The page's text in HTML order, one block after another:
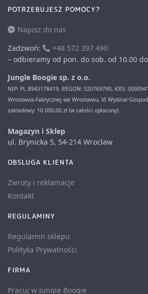
POTRZEBUJESZ POMOCY?
Napisz do nas
Zadzwoń:
+48 572 397 490
– odbieramy od pon. do sob. od 10.00
Jungle Boogie sp. z o.o.
NIP: PL 8943178419, REGON: 520769790, KRS:
Wrocławia-Fabrycznej we Wrocławiu, VI Wydział
zakładowy: 10 000,00 zł (w całości opłacony).
Magazyn i Sklep
ul. Brynicka 5, 54-214 Wrocław
OBSLUGA KLIENTA
Zwroty i reklamacje
Kontakt
REGULAMINY
Regulamin sklepu
Polityka Prywatności
FIRMA
Pracuj w Jungle Boogie